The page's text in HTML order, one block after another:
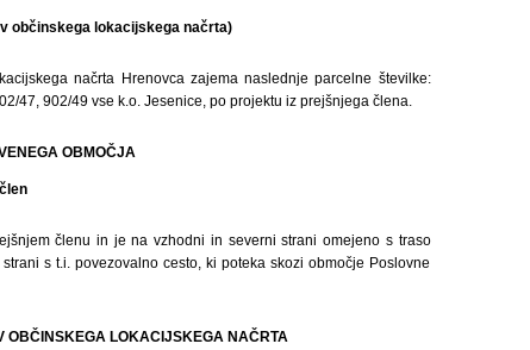
občinskega lokacijskega načrta)
načrta Hrenovca zajema naslednje parcelne številke:
47, 902/49 vse k.o. Jesenice, po projektu iz prejšnjega člena.
OBMOČJA
členu in je na vzhodni in severni strani omejeno s traso
s t.i. povezovalno cesto, ki poteka skozi območje Poslovne
OBČINSKEGA LOKACIJSKEGA NAČRTA